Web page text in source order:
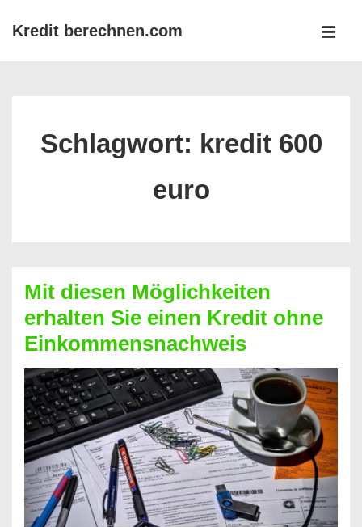
ZumKredit berechnen.com
Schlagwort: kredit 600
euro
Mit diesen Möglichkeiten
erhalten Sie einen Kredit ohne
Einkommensnachweis